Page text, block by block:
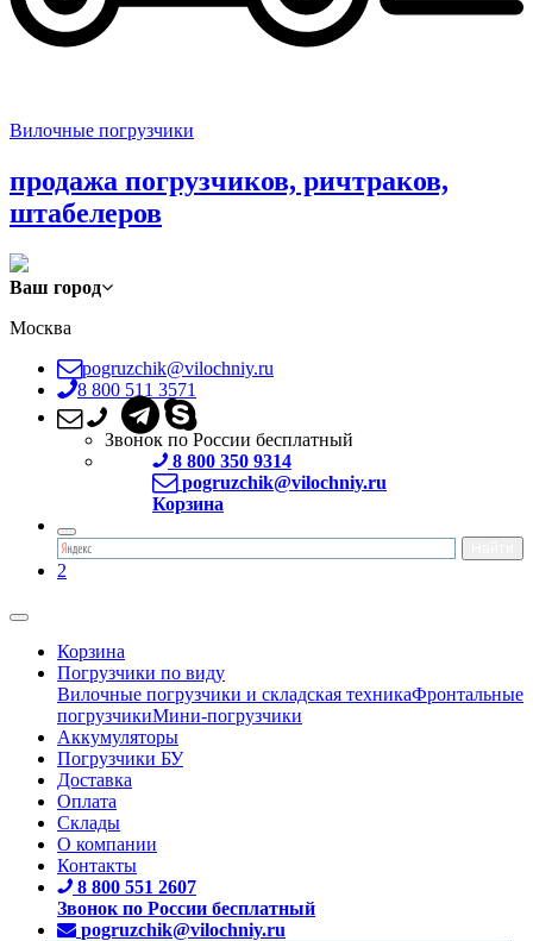
Вилочные погрузчики
продажа погрузчиков, ричтраков,
штабелеров
Ваш город
Москва
pogruzchik@vilochniy.ru
8 800 511 3571
Звонок по России бесплатный
8 800 350 9314
pogruzchik@vilochniy.ru
Корзина
2
Корзина
Погрузчики по виду
Вилочные погрузчики и складская техникаФронтальные
погрузчикиМини-погрузчики
Аккумуляторы
Погрузчики БУ
Доставка
Оплата
Склады
О компании
Контакты
8 800 551 2607
Звонок по России бесплатный
pogruzchik@vilochniy.ru